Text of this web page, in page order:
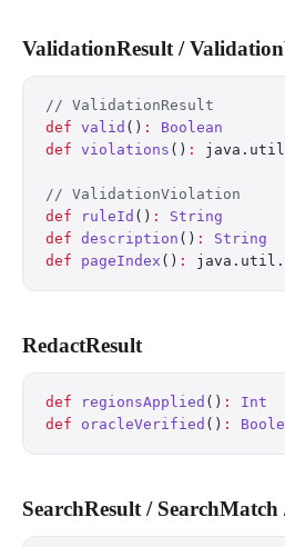
ValidationResult /
// ValidationResult
def valid () :
Boolean
def violations () :
// ValidationViolation
def ruleId () :
String
def description () :
String
def pageIndex () : java.util.
RedactResult
def regionsApplied () :
Int
def oracleVerified () :
SearchResult /